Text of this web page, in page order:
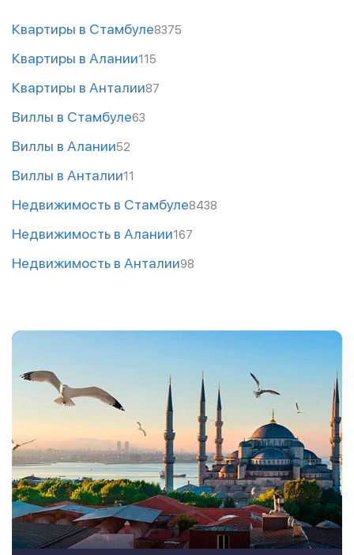
Квартиры в Стамбуле8375
Квартиры в Алании115
Квартиры в Анталии87
Виллы в Стамбуле63
Виллы в Алании52
Виллы в Анталии11
Недвижимость в Стамбуле8438
Недвижимость в Алании167
Недвижимость в Анталии98